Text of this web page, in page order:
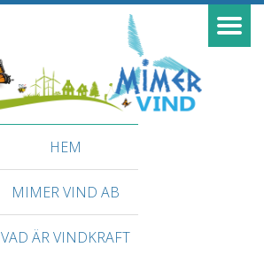
HEM
MIMER VIND AB
VAD ÄR VINDKRAFT